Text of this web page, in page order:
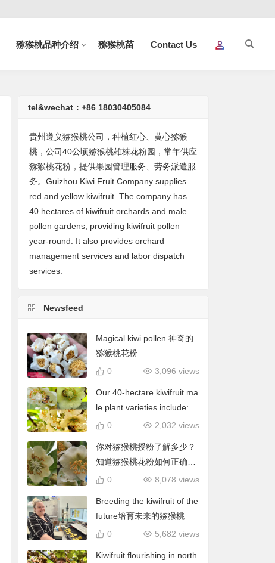
猕猴桃品种介绍 猕猴桃苗 Contact Us
tel&wechat：+86 18030405084
贵州遵义猕猴桃公司，种植红心、黄心猕猴
桃，公司40公顷猕猴桃雄株花粉园，常年供应
猕猴桃花粉，提供果园管理服务、劳务派遣服
务。Guizhou Kiwi Fruit Company supplies
red and yellow kiwifruit. The company has
40 hectares of kiwifruit orchards and male
pollen gardens, providing kiwifruit pollen
year-round. It also provides orchard
management services and labor dispatch
services.
Newsfeed
Magical kiwi pollen 神奇的
猕猴桃花粉
3,096 views
0
Our 40-hectare kiwifruit ma
le plant varieties include: C
hieftain, Matua, Tumari.我
括酋长、陶木里等
2,032 views
0
你对猕猴桃授粉了解多少？
知道猕猴桃花粉如何正确使
用吗？
8,078 views
0
Breeding the kiwifruit of the
future培育未来的猕猴桃
5,682 views
0
Kiwifruit flourishing in north